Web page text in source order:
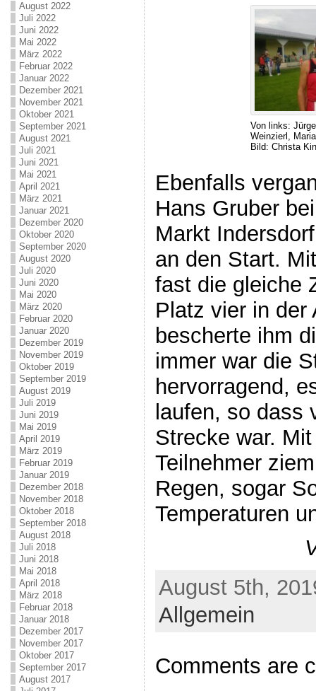
August 2022
Juli 2022
Juni 2022
Mai 2022
März 2022
Februar 2022
Januar 2022
Dezember 2021
November 2021
Oktober 2021
September 2021
August 2021
Juli 2021
Juni 2021
Mai 2021
April 2021
März 2021
Januar 2021
Dezember 2020
Oktober 2020
September 2020
August 2020
Juli 2020
Juni 2020
Mai 2020
März 2020
Februar 2020
Januar 2020
Dezember 2019
November 2019
Oktober 2019
September 2019
August 2019
Juli 2019
Juni 2019
Mai 2019
April 2019
März 2019
Februar 2019
Januar 2019
Dezember 2018
November 2018
Oktober 2018
September 2018
August 2018
Juli 2018
Juni 2018
Mai 2018
April 2018
März 2018
Februar 2018
Januar 2018
Dezember 2017
November 2017
Oktober 2017
September 2017
August 2017
Von links:
Weinzierl,
Bild: Christa
Ebenfalls
Hans Gruber
Markt
an den Start.
fast die gleiche
Platz vier in der
bescherte ihm
immer war die
hervorragend,
laufen, so dass
Strecke war.
Teilnehmer
Regen, sogar
Temperaturen
August 5th,
Allgemein
Comments are